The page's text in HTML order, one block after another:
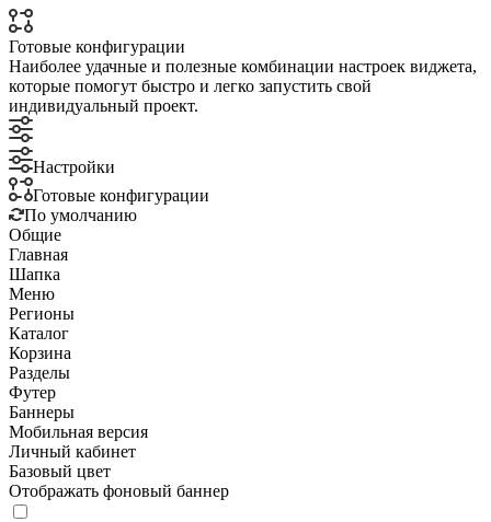
Готовые конфигурации
Наиболее удачные и полезные комбинации настроек виджета,
которые помогут быстро и легко запустить свой
индивидуальный проект.
Настройки
Готовые конфигурации
По умолчанию
Общие
Главная
Шапка
Меню
Регионы
Каталог
Корзина
Разделы
Футер
Баннеры
Мобильная версия
Личный кабинет
Базовый цвет
Отображать фоновый баннер